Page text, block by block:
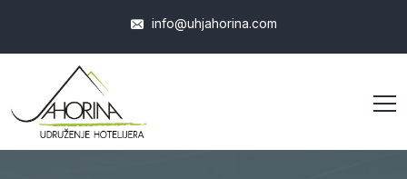
info@uhjahorina.com